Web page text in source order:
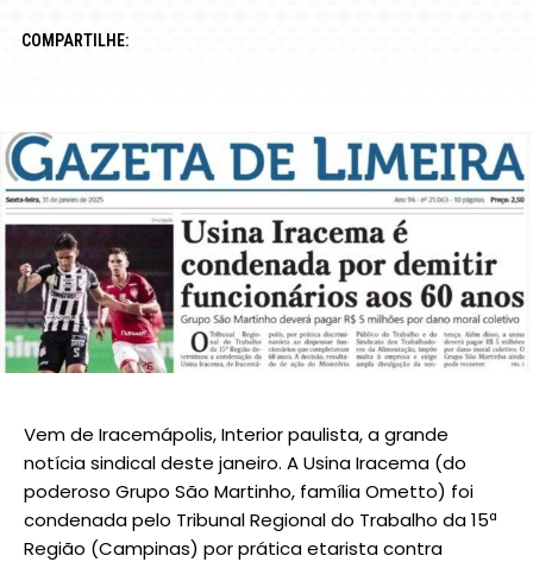
COMPARTILHE:
Vem de Iracemápolis, Interior paulista, a grande
notícia sindical deste janeiro. A Usina Iracema (do
poderoso Grupo São Martinho, família Ometto) foi
condenada pelo Tribunal Regional do Trabalho da 15ª
Região (Campinas) por prática etarista contra